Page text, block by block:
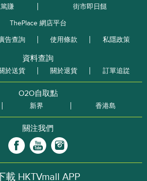
賺
街市即日餸
ThePlace 網店平台
告查詢 使用條款 私隱政策
資料查詢
於送貨 關於退貨 訂單追踨
O2O自取點
新界 香港島
關注我們
載 HKTVmall APP